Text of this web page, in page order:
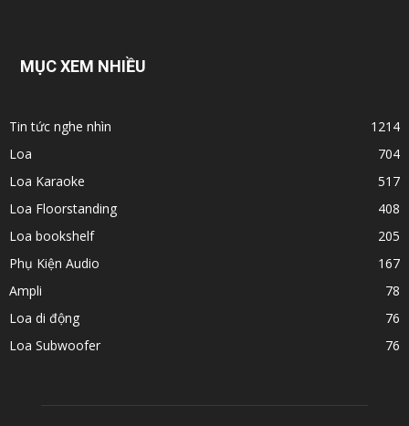
MỤC XEM NHIỀU
Tin tức nghe nhìn
1214
Loa
704
Loa Karaoke
517
Loa Floorstanding
408
Loa bookshelf
205
Phụ Kiện Audio
167
Ampli
78
Loa di động
76
Loa Subwoofer
76